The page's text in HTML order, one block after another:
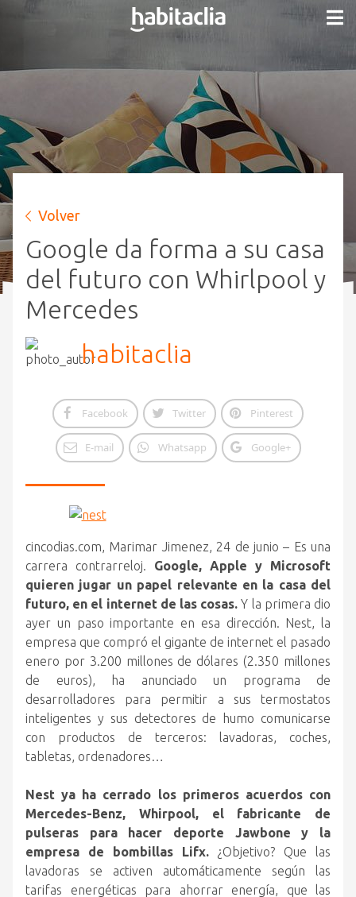
Volver
Google da forma a su casa
del futuro con Whirlpool y
Mercedes
habitaclia
Facebook Twitter Pinterest
E-mail Whatsapp Google+
cincodias.com, Marimar Jimenez, 24 de junio – Es una
carrera contrarreloj. Google, Apple y Microsoft
quieren jugar un papel relevante en la casa del
futuro, en el internet de las cosas. Y la primera dio
ayer un paso importante en esa dirección. Nest, la
empresa que compró el gigante de internet el pasado
enero por 3.200 millones de dólares (2.350 millones
de euros), ha anunciado un programa de
desarrolladores para permitir a sus termostatos
inteligentes y sus detectores de humo comunicarse
con productos de terceros: lavadoras, coches,
tabletas, ordenadores…
Nest ya ha cerrado los primeros acuerdos con
Mercedes-Benz, Whirpool, el fabricante de
pulseras para hacer deporte Jawbone y la
empresa de bombillas Lifx.¿Objetivo? Que las
lavadoras se activen automáticamente según las
tarifas energéticas para ahorrar energía, que las